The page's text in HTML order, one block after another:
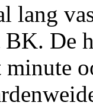
lang
De
minute